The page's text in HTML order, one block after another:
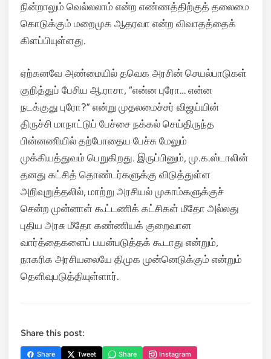
நின்றாலும் வெல்லலாம் என்ற எண்ணத்திற்குத் தலைமை
கொடுக்கும் மறைமுக ஆதரவா என்ற விவாதத்தைக்
கிளப்பியுள்ளது.
ஏற்கனவே அண்மையில் தவெக அரசின் செயல்பாடுகள்
குறித்துப் பேசிய ஆ.ராசா, “என்ன புரோ… என்ன
நடக்குது புரோ?” என்று முதலமைச்சர் விஜய்யின்
திருச்சி மாநாட்டுப் பேச்சை நக்கல் செய்திருந்த
பின்னணியில் தற்போதைய பேச்சு மேலும்
முக்கியத்துவம் பெறுகிறது. இருப்பினும், மு.க.ஸ்டாலின்
தனது கட்சித் தொண்டர்களுக்கு விடுத்துள்ள
அறிவுறுத்தலில், மாற்று அரசியல் முகாம்களுக்குச்
சென்ற முன்னாள் கூட்டணிக் கட்சிகள் மீதோ அல்லது
புதிய அரசு மீதோ கண்ணியக் குறைவான
வார்த்தைகளைப் பயன்படுத்தக் கூடாது என்றும்,
நாகரிக அரசியலையே திமுக முன்னெடுக்கும் என்றும்
தெளிவுபடுத்தியுள்ளார்.
Share this post:
Share Tweet Share Instagram